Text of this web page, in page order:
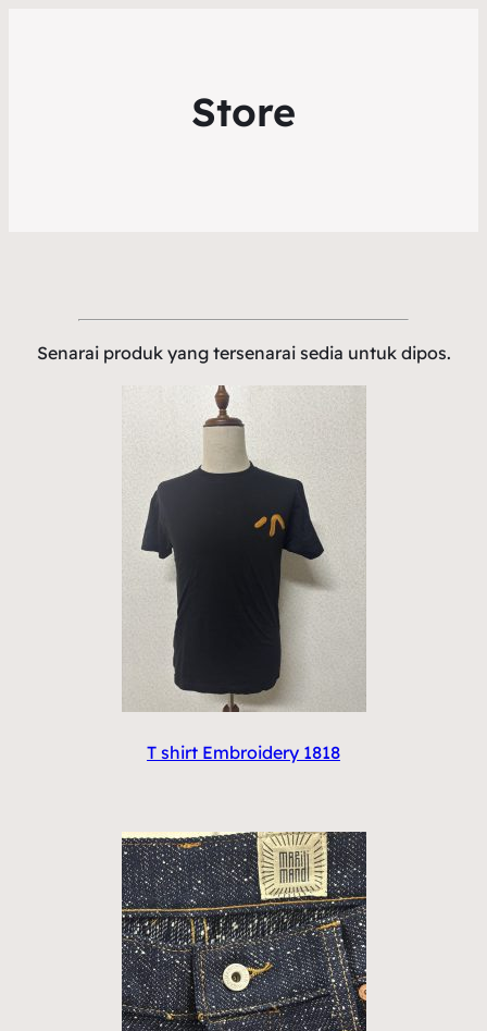
Store
Senarai produk yang tersenarai sedia untuk dipos.
T shirt Embroidery 1818